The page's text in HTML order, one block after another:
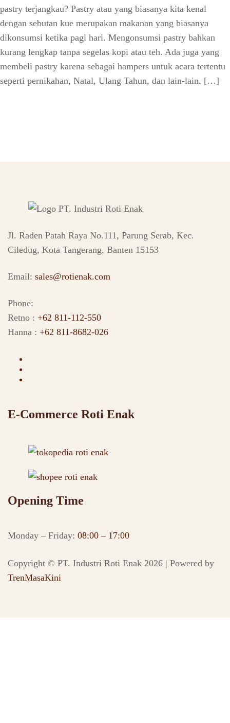
pastry terjangkau? Pastry atau yang biasanya kita kenal
dengan sebutan kue merupakan makanan yang biasanya
dikonsumsi ketika pagi hari. Mengonsumsi pastry bahkan
kurang lengkap tanpa segelas kopi atau teh. Ada juga yang
membeli pastry karena sebagai hampers untuk acara tertentu
seperti pernikahan, Natal, Ulang Tahun, dan lain-lain. […]
Jl. Raden Patah Raya No.111, Parung Serab, Kec.
Ciledug, Kota Tangerang, Banten 15153
Email: sales@rotienak.com
Phone:
Retno : +62 811-112-550
Hanna : +62 811-8682-026
E-Commerce Roti Enak
Opening Time
Monday – Friday: 08:00 – 17:00
Copyright © PT. Industri Roti Enak 2026 | Powered by
TrenMasaKini